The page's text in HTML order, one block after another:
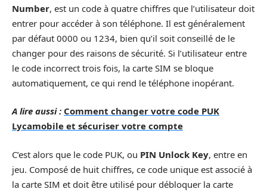
Number, est un code à quatre chiffres que l’utilisateur doit
entrer pour accéder à son téléphone. Il est généralement
par défaut 0000 ou 1234, bien qu’il soit conseillé de le
changer pour des raisons de sécurité. Si l’utilisateur entre
le code incorrect trois fois, la carte SIM se bloque
automatiquement, ce qui rend le téléphone inopérant.
A lire aussi : Comment changer votre code PUK
Lycamobile et sécuriser votre compte
C’est alors que le code PUK, ou PIN Unlock Key, entre en
jeu. Composé de huit chiffres, ce code unique est associé à
la carte SIM et doit être utilisé pour débloquer la carte